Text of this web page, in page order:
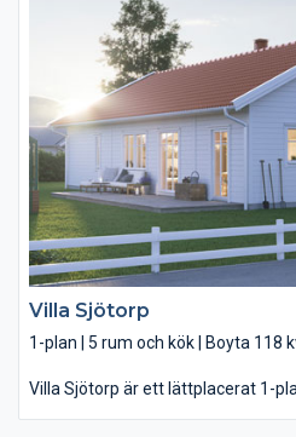
framsidan. Här har du ett hem
ytor är genomtänkta, hela vägen
huvudsovrummet – med ett
det avskilda kontoret och
köket som vetter åt framsidan
bardisken mot vardagsrummet
tillsammans eller bara umgås lite
Villa Sjötorp
1-plan | 5 rum och kök | Boyta 118
Villa Sjötorp är ett lättplacerat 1-